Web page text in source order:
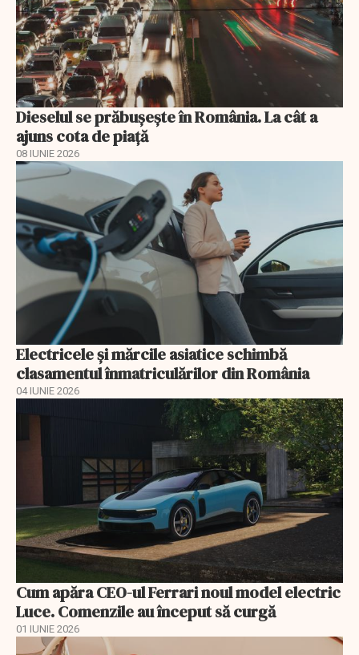
Dieselul se prăbușește în România. La cât a
ajuns cota de piață
08 IUNIE 2026
Electricele și mărcile asiatice schimbă
clasamentul înmatriculărilor din România
04 IUNIE 2026
Cum apăra CEO-ul Ferrari noul model electric
Luce. Comenzile au început să curgă
01 IUNIE 2026